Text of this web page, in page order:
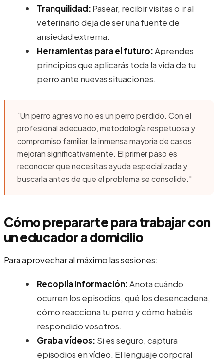
Tranquilidad: Pasear, recibir visitas o ir al
veterinario deja de ser una fuente de
ansiedad extrema.
Herramientas para el futuro:Aprendes
principios que aplicarás toda la vida de tu
perro ante nuevas situaciones.
"Un perro agresivo no es un perro perdido. Con el
profesional adecuado, metodología respetuosa y
compromiso familiar, la inmensa mayoría de casos
mejoran significativamente. El primer paso es
reconocer que necesitas ayuda especializada y
buscarla antes de que el problema se consolide."
Cómo prepararte para trabajar con
un educador a domicilio
Para aprovechar al máximo las sesiones:
Recopila información:Anota cuándo
ocurren los episodios, qué los desencadena,
cómo reacciona tu perro y cómo habéis
respondido vosotros.
Graba vídeos: Si es seguro, captura
episodios en vídeo. El lenguaje corporal